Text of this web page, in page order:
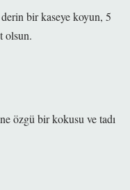
bir kaseye koyun, 5
olsun.
özgü bir kokusu ve tadı